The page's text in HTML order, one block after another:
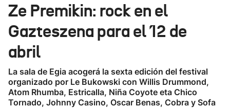
Ikusmiran
Ze Premikin: rock en el
Gazteszena para el 12 de
abril
La sala de Egia acogerá la sexta edición del festival
organizado por Le Bukowski con Willis Drummond,
Atom Rhumba, Estricalla, Niña Coyote eta Chico
Tornado, Johnny Casino, Oscar Benas, Cobra y Sofa